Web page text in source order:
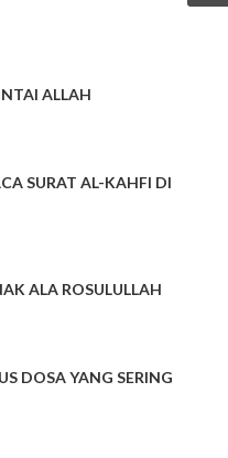
ALLAH
SURAT AL-KAHFI DI
ALA ROSULULLAH
DOSA YANG SERING